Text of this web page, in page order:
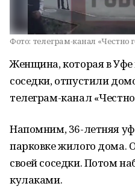
Фото: телеграм-канал «Честно
Женщина, которая в
соседки, отпустили
телеграм-канал «Честно
Напомним, 36-летняя
парковке жилого
своей соседки. Потом
кулаками.